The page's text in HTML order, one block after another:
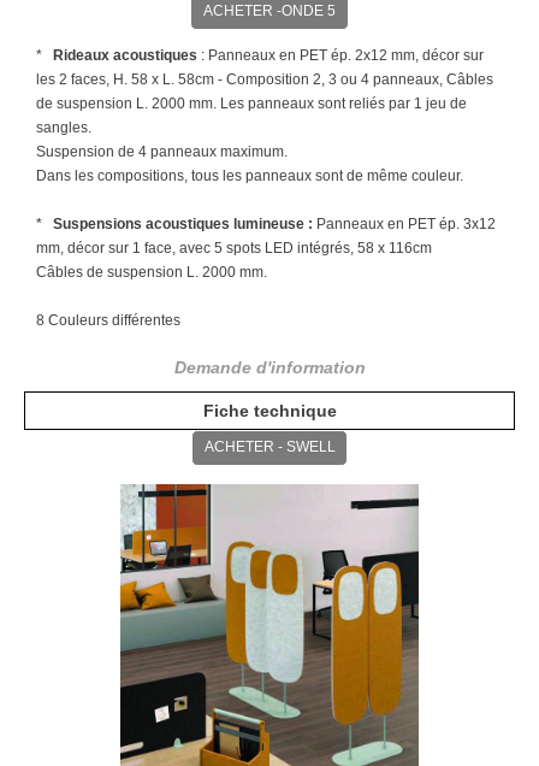
ACHETER -ONDE 5
* Rideaux acoustiques : Panneaux en PET ép. 2x12 mm, décor sur
les 2 faces, H. 58 x L. 58cm - Composition 2, 3 ou 4 panneaux, Câbles
de suspension L. 2000 mm. Les panneaux sont reliés par 1 jeu de
sangles.
Suspension de 4 panneaux maximum.
Dans les compositions, tous les panneaux sont de même couleur.
* Suspensions acoustiques lumineuse : Panneaux en PET ép. 3x12
mm, décor sur 1 face, avec 5 spots LED intégrés, 58 x 116cm
Câbles de suspension L. 2000 mm.
8 Couleurs différentes
Demande d'information
Fiche technique
ACHETER - SWELL